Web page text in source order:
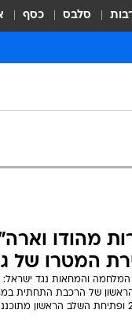
סלבס כסף
מהודו
המטרו של
של הרכבת התחתית